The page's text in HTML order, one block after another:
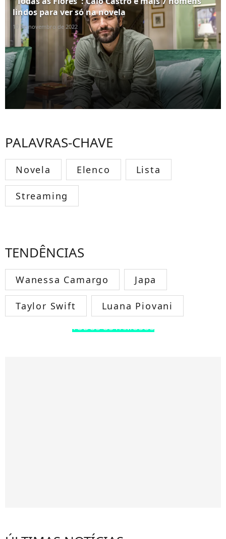
lindos para ver só na novela
10 de novembro de 2022
PALAVRAS-CHAVE
Novela Elenco Lista
Streaming
TENDÊNCIAS
Wanessa Camargo Japa
Taylor Swift Luana Piovani
TODOS OS FAMOSOS